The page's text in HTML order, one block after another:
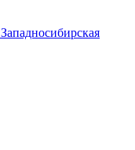
Западносибирская